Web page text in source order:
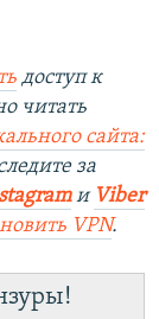
доступ к
читать
сайта:
за
и Viber
VPN.